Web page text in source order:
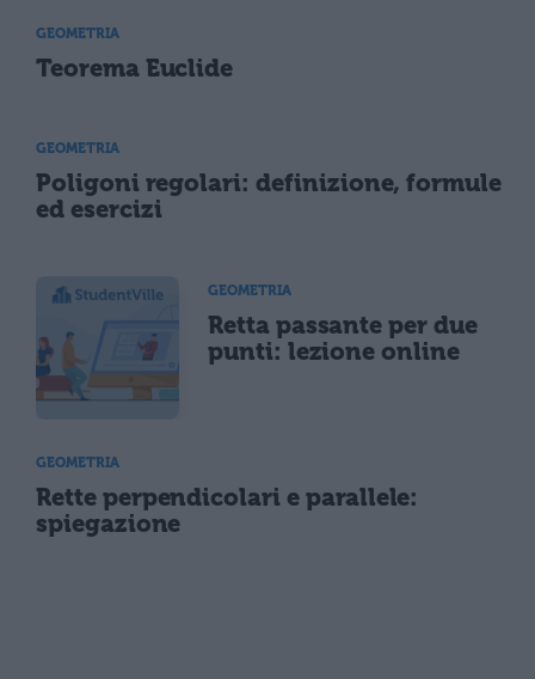
GEOMETRIA
Teorema Euclide
GEOMETRIA
Poligoni regolari: definizione, formule
ed esercizi
GEOMETRIA
Retta passante per due
punti: lezione online
GEOMETRIA
Rette perpendicolari e parallele:
spiegazione